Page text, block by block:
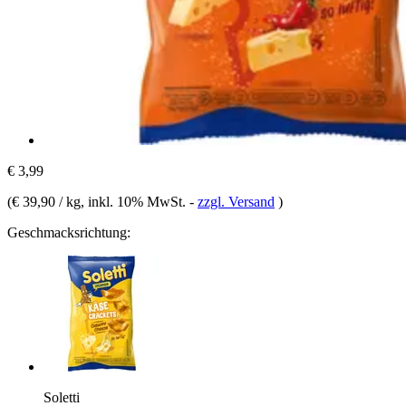
€ 3,99
(€ 39,90 / kg, inkl. 10% MwSt. - zzgl. Versand )
Geschmacksrichtung:
Soletti